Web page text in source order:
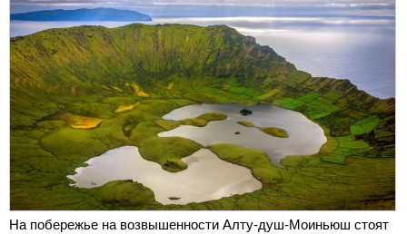
На побережье на возвышенности Алту-душ-Моиньюш стоят